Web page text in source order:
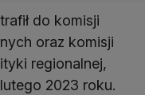
do komisji
oraz komisji
regionalnej,
2023 roku.